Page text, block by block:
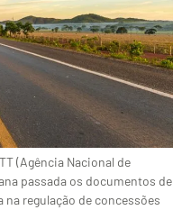
(Agência Nacional de
passada os documentos de
regulação de concessões